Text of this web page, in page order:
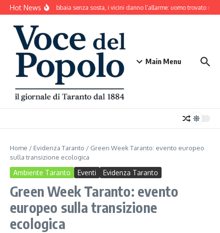
Salta al contenuto
Hot NewsIl cane abbaia senza sosta, i vicini danno l’allarme: uomo trovato
Main Menu
Home / Evidenza Taranto / Green Week Taranto: evento europeo
sulla transizione ecologica
Ambiente Taranto Eventi Evidenza Taranto
Green Week Taranto: evento
europeo sulla transizione
ecologica